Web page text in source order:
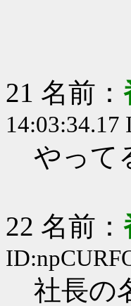
21 名前：
やって
22 名前：
社長の